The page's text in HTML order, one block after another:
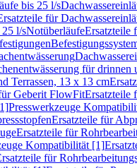
bis 25 l/s
für
l/sNotüberläufeErsatzteile
für drinnen
Terrassen, 13 x 13 cm
Geberit FlowFitErsatzteile
Presswerkzeuge
Ersatzteile für
Ersatzteile für
Kompatibilität [1]
für